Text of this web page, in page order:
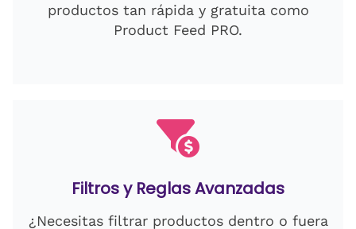
productos tan rápida y gratuita como
Product Feed PRO.
Filtros y Reglas Avanzadas
¿Necesitas filtrar productos dentro o fuera